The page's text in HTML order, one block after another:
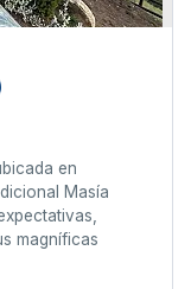
en
Masía
magníficas